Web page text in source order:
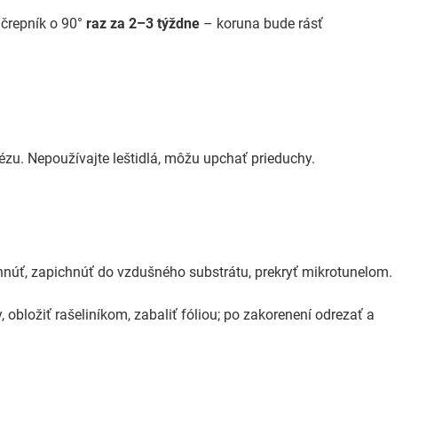
o 90°raz za 2–3 týždne – koruna bude rásť
Nepoužívajte leštidlá, môžu upchať prieduchy.
zapichnúť do vzdušného substrátu, prekryť mikrotunelom.
obložiť rašeliníkom, zabaliť fóliou; po zakorenení odrezať a